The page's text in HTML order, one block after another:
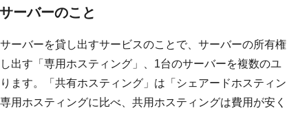
ーバーのこと
ーバーを貸し出すサービスのことで、サーバーの所有権
出す「専用ホスティング」、1台のサーバーを複数のユ
ます。「共有ホスティング」は「シェアードホスティン
用ホスティングに比べ、共用ホスティングは費用が安く